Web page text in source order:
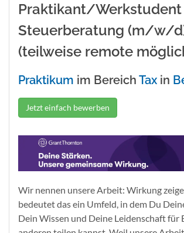
Praktikant/Werkstudent
Steuerberatung (m/w/
(teilweise remote
Praktikum im Bereich Tax in
Jetzt einfach bewerben
Wir nennen unsere Arbeit: Wirkung
bedeutet das ein Umfeld, in dem Du
Dein Wissen und Deine Leidenschaft für